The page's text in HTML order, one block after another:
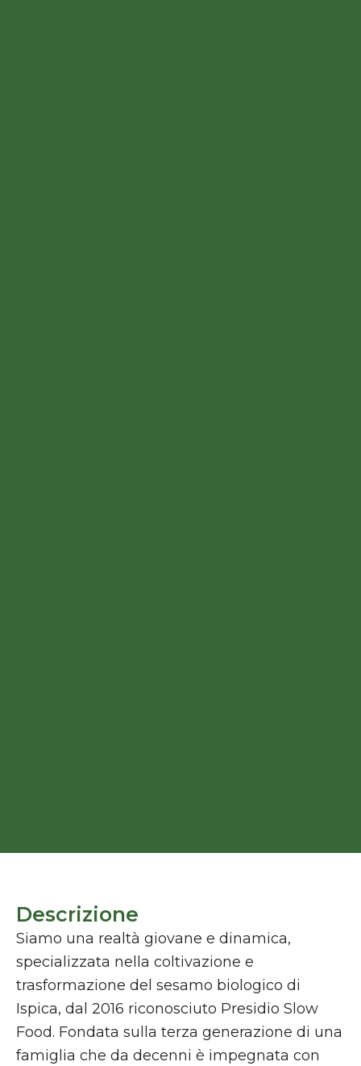
Descrizione
Siamo una realtà giovane e dinamica,
specializzata nella coltivazione e
trasformazione del sesamo biologico di
Ispica, dal 2016 riconosciuto Presidio Slow
Food. Fondata sulla terza generazione di una
famiglia che da decenni è impegnata con